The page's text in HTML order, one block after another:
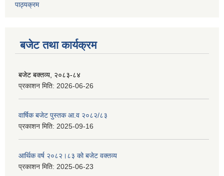
पाठ्यक्रम
बजेट तथा कार्यक्रम
बजेट बक्तव्य, २०८३-८४
प्रकाशन मिति: 2026-06-26
वार्षिक बजेट पुस्तक आ.व २०८२/८३
प्रकाशन मिति: 2025-09-16
आर्थिक वर्ष २०८२।८३ को बजेट वक्तव्य
प्रकाशन मिति: 2025-06-23